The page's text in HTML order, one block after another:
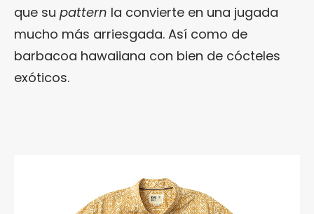
que su pattern la convierte en una jugada
mucho más arriesgada. Así como de
barbacoa hawaiiana con bien de cócteles
exóticos.